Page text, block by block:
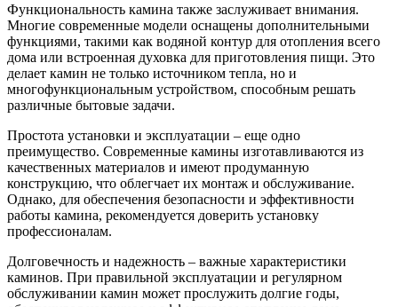
Функциональность камина также заслуживает внимания.
Многие современные модели оснащены дополнительными
функциями, такими как водяной контур для отопления всего
дома или встроенная духовка для приготовления пищи. Это
делает камин не только источником тепла, но и
многофункциональным устройством, способным решать
различные бытовые задачи.
Простота установки и эксплуатации – еще одно
преимущество. Современные камины изготавливаются из
качественных материалов и имеют продуманную
конструкцию, что облегчает их монтаж и обслуживание.
Однако, для обеспечения безопасности и эффективности
работы камина, рекомендуется доверить установку
профессионалам.
Долговечность и надежность – важные характеристики
каминов. При правильной эксплуатации и регулярном
обслуживании камин может прослужить долгие годы,